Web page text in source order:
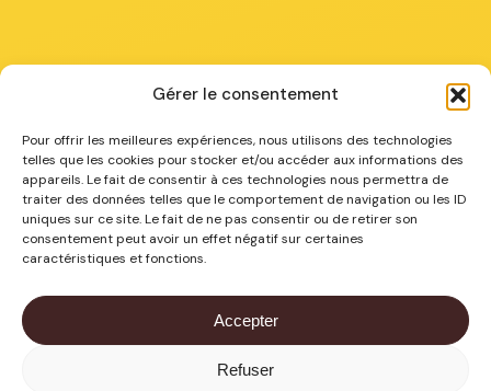
Gérer le consentement
Pour offrir les meilleures expériences, nous utilisons des technologies
telles que les cookies pour stocker et/ou accéder aux informations des
appareils. Le fait de consentir à ces technologies nous permettra de
traiter des données telles que le comportement de navigation ou les ID
uniques sur ce site. Le fait de ne pas consentir ou de retirer son
consentement peut avoir un effet négatif sur certaines
caractéristiques et fonctions.
Accepter
Refuser
Chez vous
Combustibles à Arras
Combustibles à Béthune
Combustibles à La Bassée
Combustibles à Lens
Combustibles à Lillers
Combustibles à Merville